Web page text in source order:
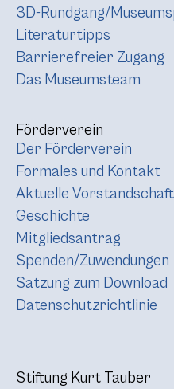
3D-Rundgang/
Literaturtipps
Barrierefreier Zugang
Das Museumsteam
Förderverein
Der Förderverein
Formales und Kontakt
Aktuelle Vorstandschaft
Geschichte
Mitgliedsantrag
Spenden/Zuwendungen
Satzung zum Download
Datenschutzrichtlinie
Stiftung Kurt Tauber